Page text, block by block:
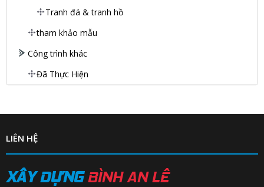
Tranh đá & tranh hồ
tham khảo mẫu
Công trình khác
Đã Thực Hiện
LIÊN HỆ
XÂY DỰNG BÌNH AN LÊ